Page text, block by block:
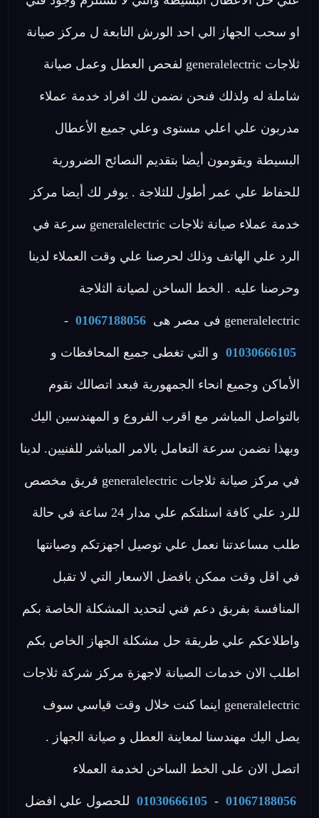
او سحب الجهاز الي احد الورش التابعة ل مركز صيانة
ثلاجات generalelectric لفحص العطل وعمل صيانة
شاملة له ولذلك فنحن نضمن لك افراد خدمة عملاء
مدربون علي اعلي مستوى وعلي جميع الأعطال
البسيطة ويقومون أيضا بتقديم النصائح الضرورية
للحفاظ علي عمر أطول للثلاجة . يوفر لك أيضا مركز
خدمة عملاء صيانة ثلاجات generalelectric سرعة في
الرد علي الهاتف وذلك لحرصنا علي وقت العملاء لدينا
وحرصنا عليه . الخط الساخن لصيانة الثلاجة
generalelectric فى مصر هى 01067188056
-
01030666105 و التي تغطى جميع المحافظات و
الأماكن وجميع انحاء الجمهورية فبعد اتصالك نقوم
بالتواصل المباشر مع اقرب الفروع و المهندسين اليك
وبهذا نضمن سرعة التعامل بالامر المباشر للفنيين. لدينا
في مركز صيانة ثلاجات generalelectric فريق مخصص
للرد علي كافة اسئلتكم علي مدار 24 ساعة في حالة
طلب مساعدتنا نعمل علي توصيل اجهزتكم وصيانتها
في اقل وقت ممكن بافضل الاسعار التي لا تقبل
المنافسة بفريق دعم فني لتحديد المشكلة الخاصة بكم
واطلاعكم علي طريقة حل مشكلة الجهاز الخاص بكم
اطلب الان خدمات الصيانة لاجهزة مركز شركة ثلاجات
generalelectric اينما كنت خلال وقت قياسي سوف
يصل اليك مهندسنا لمعاينة العطل و صيانة الجهاز .
اتصل الان على الخط الساخن لخدمة العملاء
01067188056
-
01030666105 للحصول علي افضل